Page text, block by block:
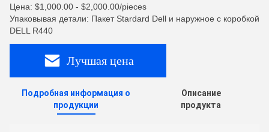
Цена: $1,000.00 - $2,000.00/pieces
Упаковывая детали: Пакет Stardard Dell и наружное с коробкой
DELL R440
Лучшая цена
Подробная информация о
продукции
Описание
продукта